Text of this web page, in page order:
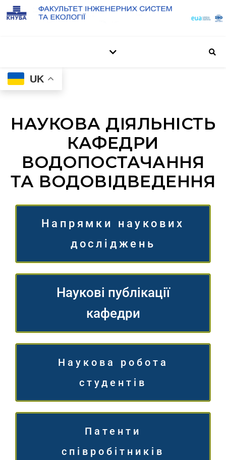
UK
НАУКОВА ДІЯЛЬНІСТЬ
КАФЕДРИ
ВОДОПОСТАЧАННЯ
ТА ВОДОВІДВЕДЕННЯ
Напрямки наукових
досліджень
Наукові публікації
кафедри
Наукова робота
студентів
Патенти
співробітників